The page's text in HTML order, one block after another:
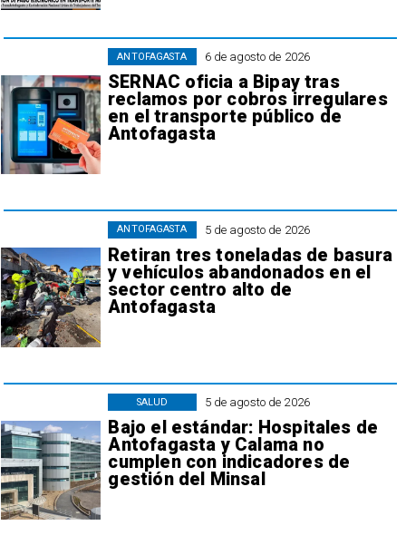
6 de agosto de 2026
SERNAC oficia a Bipay tras
reclamos por cobros irregulares
en el transporte público de
Antofagasta
ANTOFAGASTA
5 de agosto de 2026
Retiran tres toneladas de basura
y vehículos abandonados en el
sector centro alto de
Antofagasta
ANTOFAGASTA
5 de agosto de 2026
Bajo el estándar: Hospitales de
Antofagasta y Calama no
cumplen con indicadores de
gestión del Minsal
SALUD